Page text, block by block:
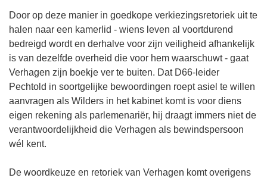
Door op deze manier in goedkope verkiezingsretoriek uit te
halen naar een kamerlid - wiens leven al voortdurend
bedreigd wordt en derhalve voor zijn veiligheid afhankelijk
is van dezelfde overheid die voor hem waarschuwt - gaat
Verhagen zijn boekje ver te buiten. Dat D66-leider
Pechtold in soortgelijke bewoordingen roept asiel te willen
aanvragen als Wilders in het kabinet komt is voor diens
eigen rekening als parlemenariër, hij draagt immers niet de
verantwoordelijkheid die Verhagen als bewindspersoon
wél kent.
De woordkeuze en retoriek van Verhagen komt overigens